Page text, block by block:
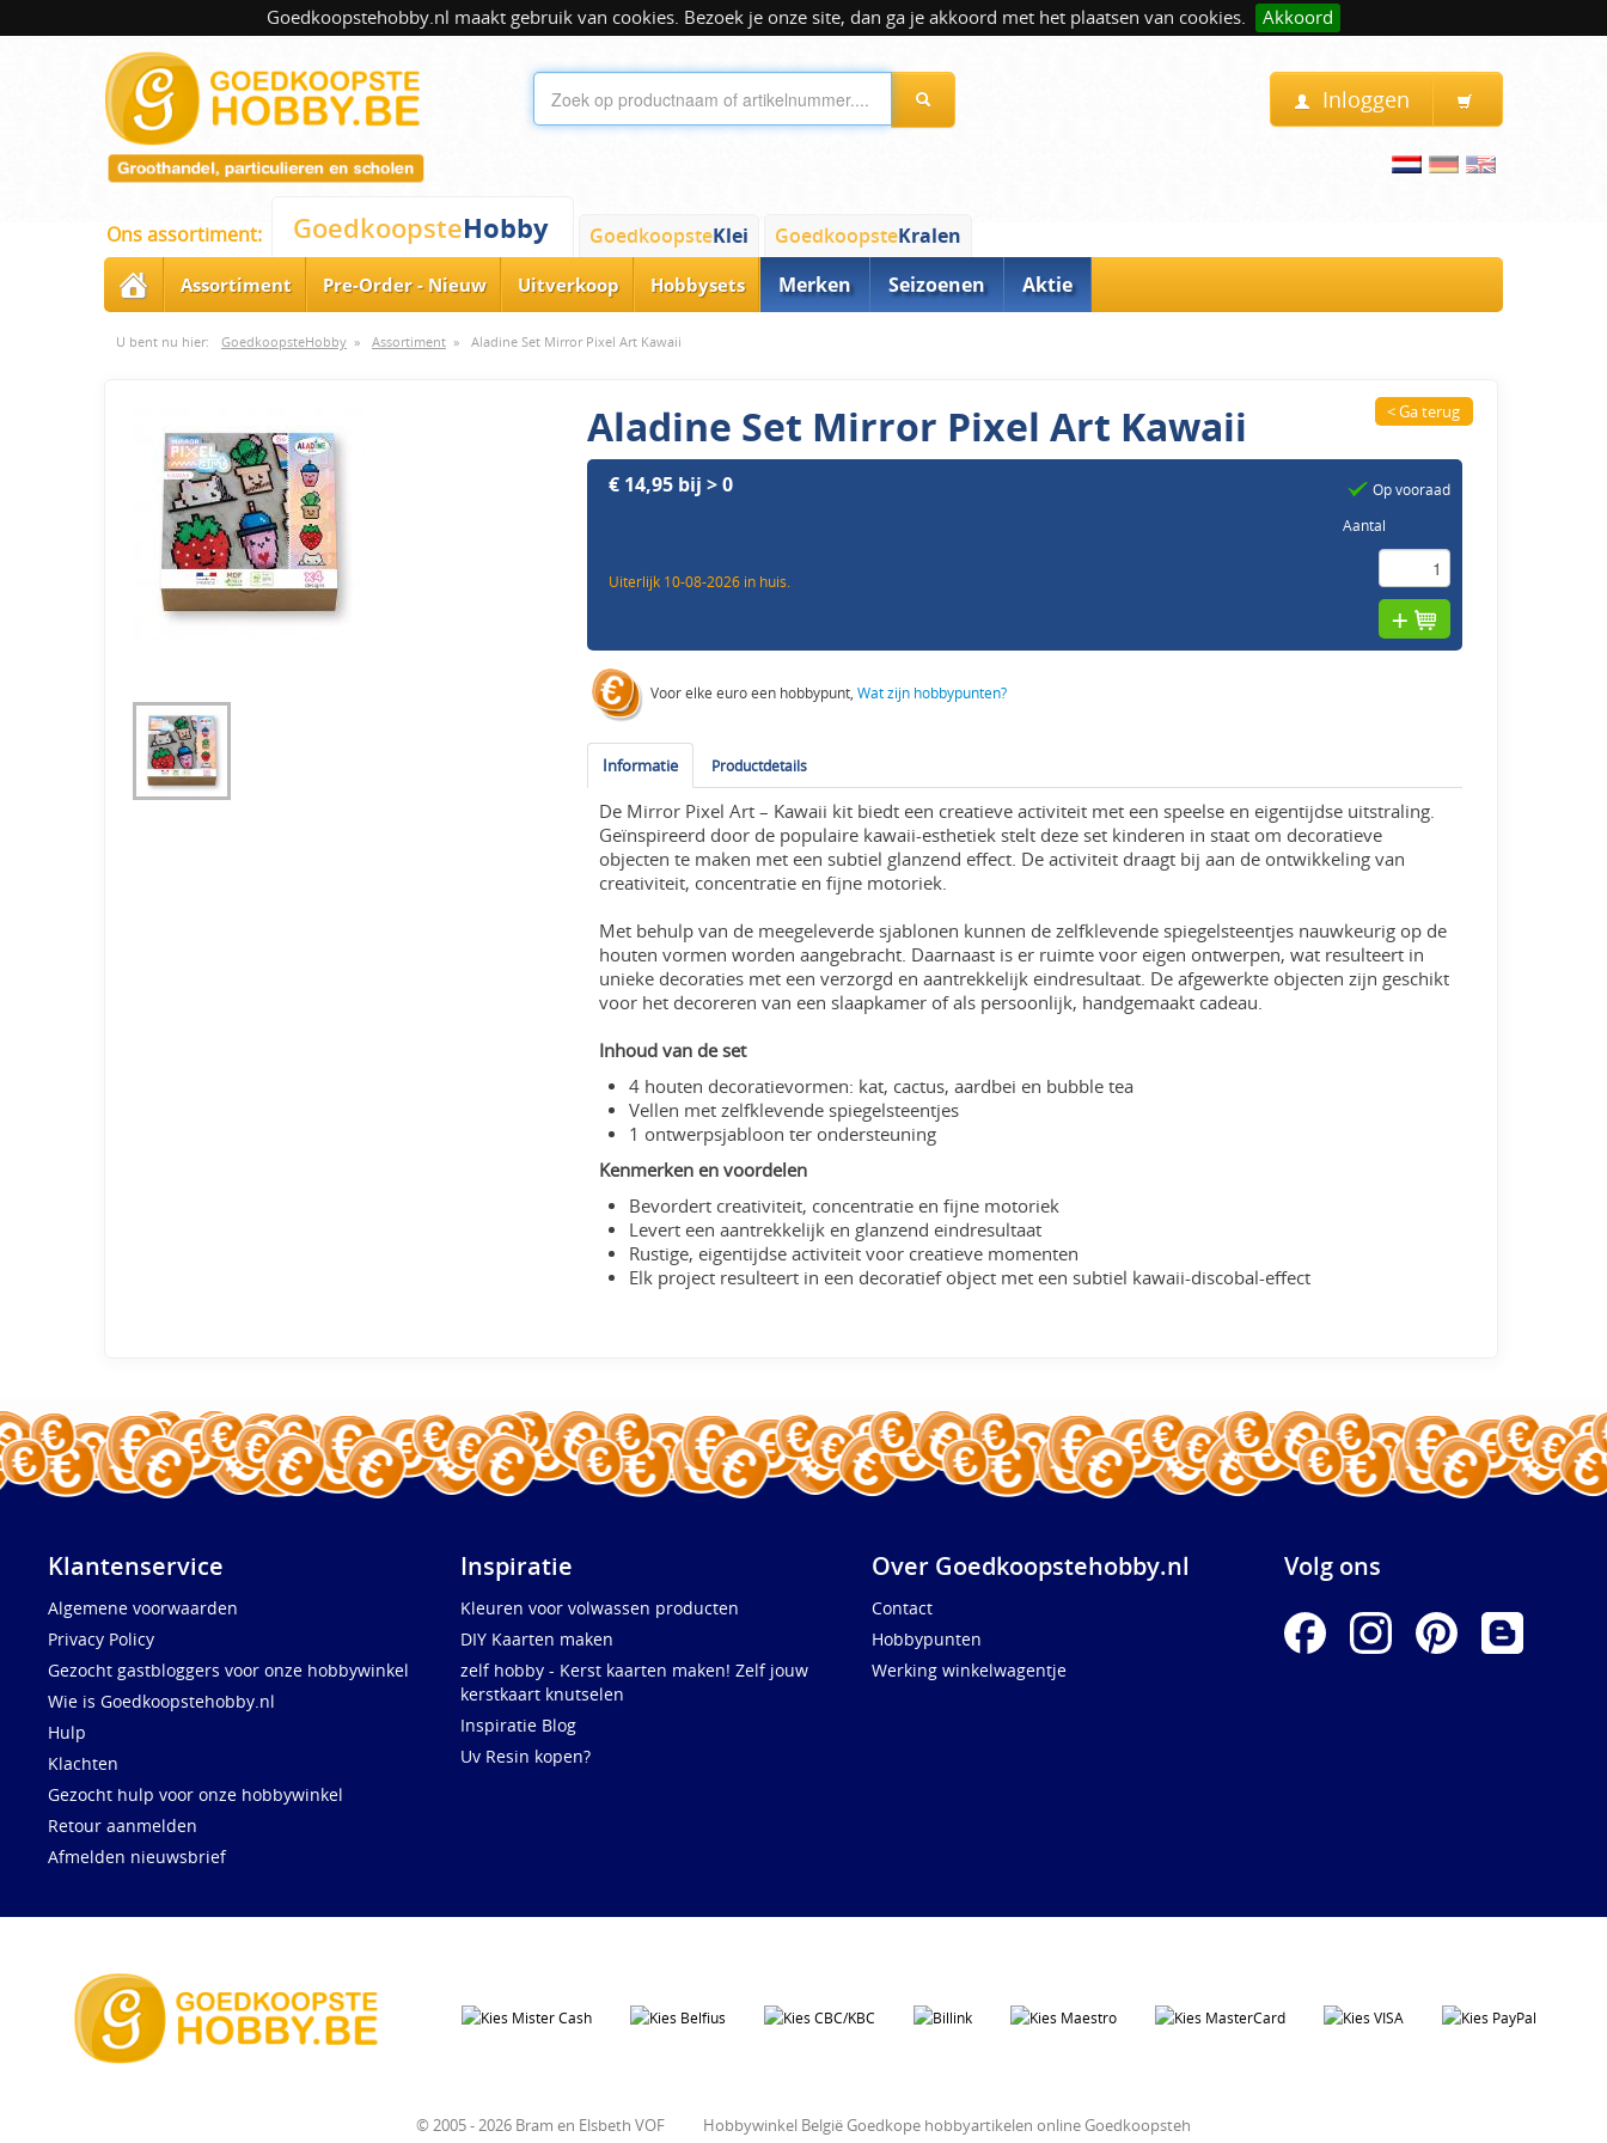
Goedkoopstehobby.nl maakt gebruik van cookies. Bezoek je onze site, dan ga je akkoord met het plaatsen van cookies. Akkoord
Inloggen
Ons assortiment: GoedkoopsteHobby GoedkoopsteKlei GoedkoopsteKralen
Assortiment Pre-Order - Nieuw Uitverkoop Hobbysets Merken Seizoenen Aktie
U bent nu hier: GoedkoopsteHobby » Assortiment » Aladine Set Mirror Pixel Art Kawaii
Aladine Set Mirror Pixel Art Kawaii < Ga terug
€ 14,95 bij > 0
Uiterlijk 10-08-2026 in huis.
Op vooraad
Aantal
Voor elke euro een hobbypunt,Wat zijn hobbypunten?
Informatie Productdetails
De Mirror Pixel Art – Kawaii kit biedt een creatieve activiteit met een speelse en eigentijdse uitstraling.
Geïnspireerd door de populaire kawaii-esthetiek stelt deze set kinderen in staat om decoratieve
objecten te maken met een subtiel glanzend effect. De activiteit draagt bij aan de ontwikkeling van
creativiteit, concentratie en fijne motoriek.
Met behulp van de meegeleverde sjablonen kunnen de zelfklevende spiegelsteentjes nauwkeurig op de
houten vormen worden aangebracht. Daarnaast is er ruimte voor eigen ontwerpen, wat resulteert in
unieke decoraties met een verzorgd en aantrekkelijk eindresultaat. De afgewerkte objecten zijn geschikt
voor het decoreren van een slaapkamer of als persoonlijk, handgemaakt cadeau.
Inhoud van de set
4 houten decoratievormen: kat, cactus, aardbei en bubble tea
Vellen met zelfklevende spiegelsteentjes
1 ontwerpsjabloon ter ondersteuning
Kenmerken en voordelen
Bevordert creativiteit, concentratie en fijne motoriek
Levert een aantrekkelijk en glanzend eindresultaat
Rustige, eigentijdse activiteit voor creatieve momenten
Elk project resulteert in een decoratief object met een subtiel kawaii-discobal-effect
Klantenservice
Algemene voorwaarden
Privacy Policy
Gezocht gastbloggers voor onze hobbywinkel
Wie is Goedkoopstehobby.nl
Hulp
Klachten
Gezocht hulp voor onze hobbywinkel
Retour aanmelden
Afmelden nieuwsbrief
Inspiratie
Kleuren voor volwassen producten
DIY Kaarten maken
zelf hobby - Kerst kaarten maken! Zelf jouw
kerstkaart knutselen
Inspiratie Blog
Uv Resin kopen?
Over Goedkoopstehobby.nl
Contact
Hobbypunten
Werking winkelwagentje
Volg ons
© 2005 - 2026 Bram en Elsbeth VOF Hobbywinkel België Goedkope hobbyartikelen online Goedkoopsteh